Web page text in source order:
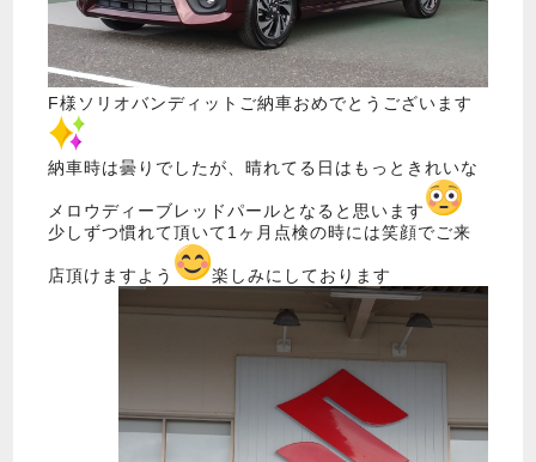
F様ソリオバンディットご納車おめでとうございます
納車時は曇りでしたが、晴れてる日はもっときれいな
メロウディーブレッドパールとなると思います
少しずつ慣れて頂いて1ヶ月点検の時には笑顔でご来
店頂けますよう 楽しみにしております